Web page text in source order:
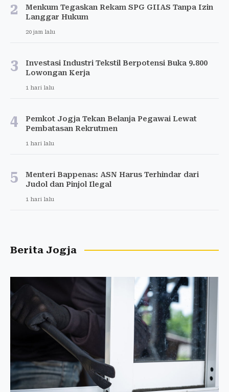
2
Menkum Tegaskan Rekam SPG GIIAS Tanpa Izin
Langgar Hukum
20 jam lalu
3
Investasi Industri Tekstil Berpotensi Buka 9.800
Lowongan Kerja
1 hari lalu
4
Pemkot Jogja Tekan Belanja Pegawai Lewat
Pembatasan Rekrutmen
1 hari lalu
5
Menteri Bappenas: ASN Harus Terhindar dari
Judol dan Pinjol Ilegal
1 hari lalu
Berita Jogja